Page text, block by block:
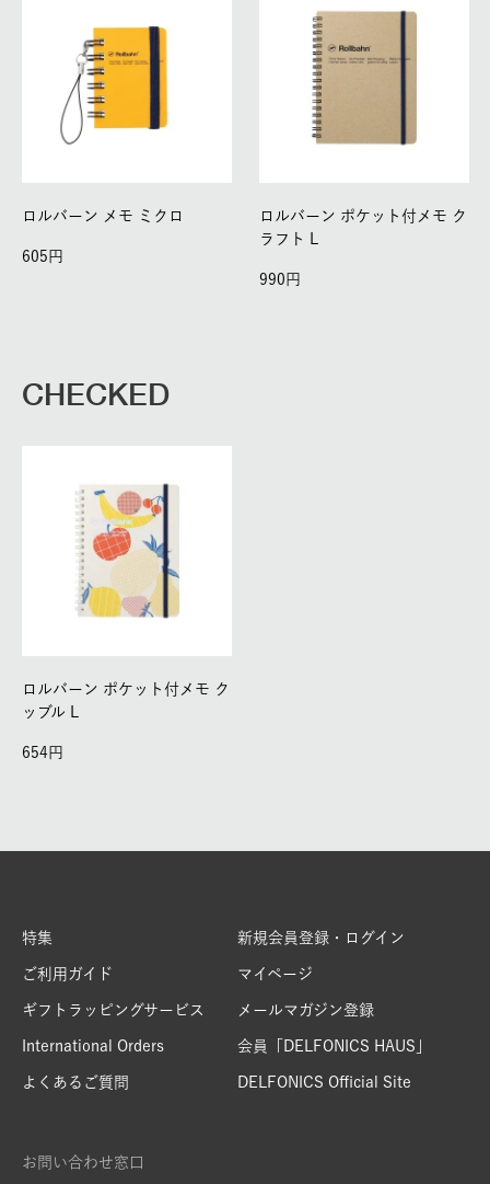
ロルバーン メモ ミクロ
605
ロルバーン ポケット付メモ ク
ラフト L
990
CHECKED
ロルバーン ポケット付メモ ク
ッブル L
654
特集
ご利用ガイド
ギフトラッピングサービス
International Orders
よくあるご質問
新規会員登録・ログイン
マイページ
メールマガジン登録
会員「DELFONICS HAUS」
DELFONICS Official Site
お問い合わせ窓口